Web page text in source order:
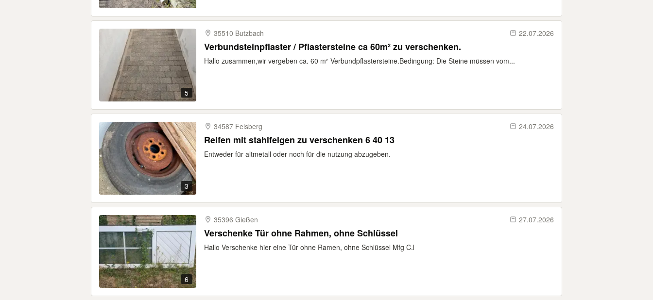
5
35510 Butzbach 22.07.2026
Verbundsteinpflaster / Pflastersteine ca 60m² zu verschenken.
Hallo zusammen, ​wir vergeben ca. 60 m² Verbundpflastersteine. ​Bedingung: Die Steine müssen vom...
3
34587 Felsberg 24.07.2026
Reifen mit stahlfelgen zu verschenken 6 40 13
Entweder für altmetall oder noch für die nutzung abzugeben.
6
35396 Gießen 27.07.2026
Verschenke Tür ohne Rahmen, ohne Schlüssel
Hallo Verschenke hier eine Tür ohne Ramen, ohne Schlüssel Mfg C.l